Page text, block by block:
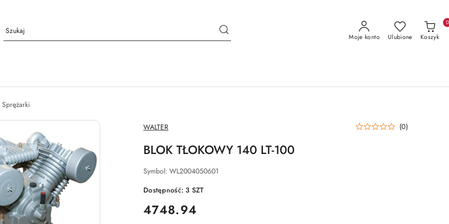
Moje konto Ulubione Koszyk
0
Sprężarki
NAZWA
PRODUCENTA:
WALTER (0)
BLOK TŁOKOWY 140 LT-100
Symbol: WL2004050601
Dostępność:3 SZT
cena:
4748.94